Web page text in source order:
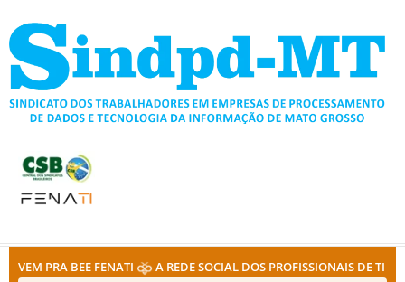
para
conteúdo
VEM PRA BEE FENATI A REDE SOCIAL DOS PROFISSIONAIS DE TI